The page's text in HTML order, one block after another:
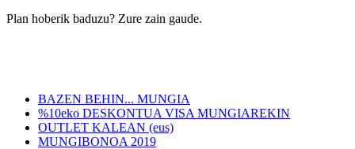
Plan hoberik baduzu? Zure zain gaude.
BAZEN BEHIN... MUNGIA
%10eko DESKONTUA VISA MUNGIAREKIN
OUTLET KALEAN (eus)
MUNGIBONOA 2019